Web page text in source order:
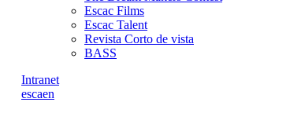
Escac Films
Escac Talent
Revista Corto de vista
BASS
Intranet
escaen